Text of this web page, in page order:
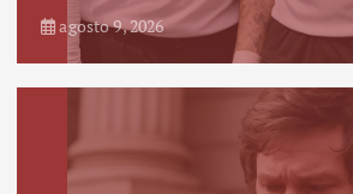
agosto 9, 2026